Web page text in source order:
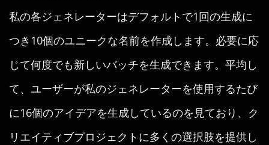
私の各ジェネレーターはデフォルトで1回の生成に
つき10個のユニークな名前を作成します。必要に応
じて何度でも新しいバッチを生成できます。平均し
て、ユーザーが私のジェネレーターを使用するたび
に16個のアイデアを生成しているのを見ており、ク
リエイティブプロジェクトに多くの選択肢を提供し